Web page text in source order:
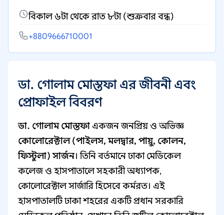
বিকাল ৬টা থেকে রাত ৮টা (শুক্রবার বন্ধ)
+8809666710001
ডা. গোলাম মোস্তফা এর জীবনী এবং
প্রোফাইল বিবরণ
ডা. গোলাম মোস্তফা একজন জনপ্রিয় ও অভিজ্ঞ
কোলোরেক্টাল (পাইলস, মলদ্বার, পায়ু, কোলন,
ফিস্টুলা) সার্জন। তিনি বর্তমানে ঢাকা মেডিকেল
কলেজ ও হাসপাতালে সহকারী অধ্যাপক,
কোলোরেক্টাল সার্জারি হিসেবে কর্মরত। এই
হাসপাতালটি ঢাকা শহরের একটি প্রধান সরকারি